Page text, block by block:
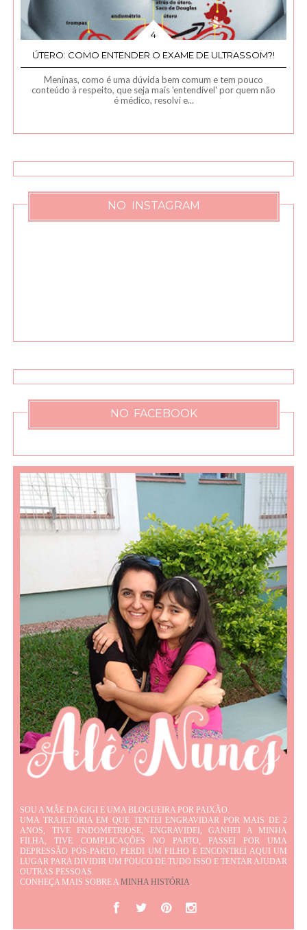
ÚTERO: COMO ENTENDER O EXAME DE ULTRASSOM?!
Meninas, como é uma dúvida bem comum e tem pouco
conteúdo à respeito, que seja mais 'entendível' por quem não
é médico, resolvi e...
NO INSTAGRAM
NO FACEBOOK
SOU A MÃE DA GIGI E UMA BLOGUEIRA POR PAIXÃO.
UMA TRAJETÓRIA EM QUE TENTEI ENGRAVIDAR POR MAIS DE 2
ANOS, TIVE ENDOMETRIOSE, ENGRAVIDEI, GANHEI A MINHA
FILHA, TIVE COMPLICAÇÕES NO PARTO, PASSEI POR UMA
DEPRESSÃO PÓS-PARTO, PERDI UM FILHO E ENCONTREI AQUI UM
LUGAR PARA DIVIDIR UM POUCO DE TUDO ISSO E TENTAR AJUDAR
OUTRAS PESSOAS.
CONHEÇA MAIS SOBRE AMINHA HISTÓRIA.